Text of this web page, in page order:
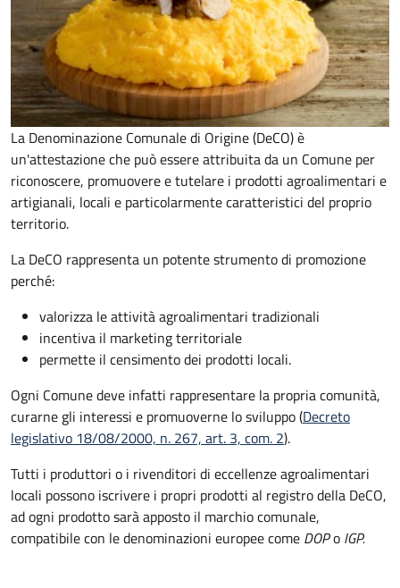
La Denominazione Comunale di Origine (DeCO) è
un'attestazione che può essere attribuita da un Comune per
riconoscere, promuovere e tutelare i prodotti agroalimentari e
artigianali, locali e particolarmente caratteristici del proprio
territorio.
La DeCO rappresenta un potente strumento di promozione
perché:
valorizza le attività agroalimentari tradizionali
incentiva il marketing territoriale
permette il censimento dei prodotti locali.
Ogni Comune deve infatti rappresentare la propria comunità,
curarne gli interessi e promuoverne lo sviluppo (Decreto
legislativo 18/08/2000, n. 267, art. 3, com. 2).
Tutti i produttori o i rivenditori di eccellenze agroalimentari
locali possono iscrivere i propri prodotti al registro della DeCO,
ad ogni prodotto sarà apposto il marchio comunale,
compatibile con le denominazioni europee come DOPo IGP.